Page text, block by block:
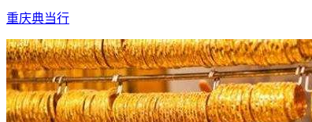
重庆典当行